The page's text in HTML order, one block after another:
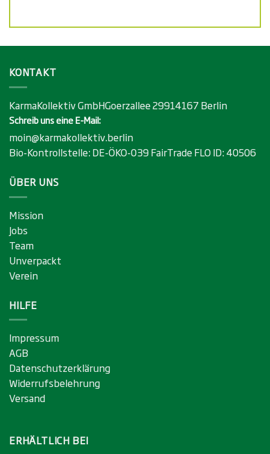
KONTAKT
KarmaKollektiv GmbHGoerzallee 29914167 Berlin
Schreib uns eine E-Mail:
moin@karmakollektiv.berlin
Bio-Kontrollstelle:DE-ÖKO-039FairTrade FLO ID:40506
ÜBER UNS
Mission
Jobs
Team
Unverpackt
Verein
HILFE
Impressum
AGB
Datenschutzerklärung
Widerrufsbelehrung
Versand
ERHÄLTLICH BEI